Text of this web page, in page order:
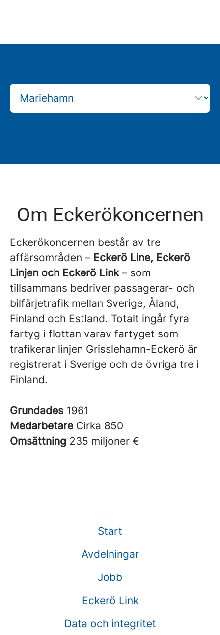
Om Eckerökoncernen
Eckerökoncernen består av tre
affärsområden – Eckerö Line, Eckerö
Linjen och Eckerö Link– som
tillsammans bedriver passagerar- och
bilfärjetrafik mellan Sverige, Åland,
Finland och Estland. Totalt ingår fyra
fartyg i flottan varav fartyget som
trafikerar linjen Grisslehamn-Eckerö är
registrerat i Sverige och de övriga tre i
Finland.
Grundades 1961
Medarbetare Cirka 850
Omsättning 235 miljoner €
Start
Avdelningar
Jobb
Eckerö Link
Data och integritet